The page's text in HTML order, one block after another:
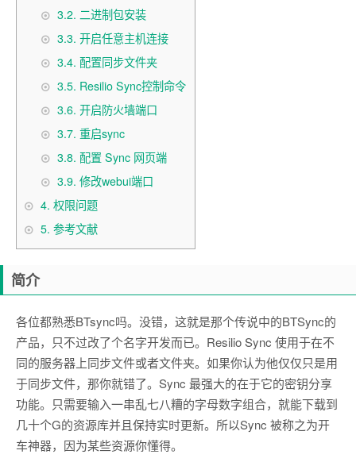
3.2. 二进制包安装
3.3. 开启任意主机连接
3.4. 配置同步文件夹
3.5. Resilio Sync控制命令
3.6. 开启防火墙端口
3.7. 重启sync
3.8. 配置 Sync 网页端
3.9. 修改webui端口
4. 权限问题
5. 参考文献
简介
各位都熟悉BTsync吗。没错，这就是那个传说中的BTSync的
产品，只不过改了个名字开发而已。Resilio Sync 使用于在不
同的服务器上同步文件或者文件夹。如果你认为他仅仅只是用
于同步文件，那你就错了。Sync 最强大的在于它的密钥分享
功能。只需要输入一串乱七八糟的字母数字组合，就能下载到
几十个G的资源库并且保持实时更新。所以Sync 被称之为开
车神器，因为某些资源你懂得。